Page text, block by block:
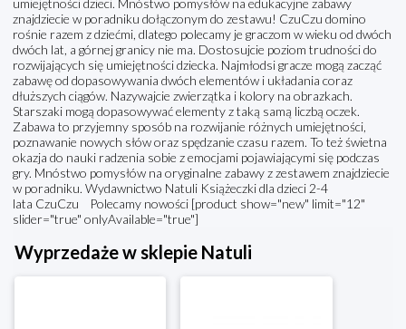
umiejętności dzieci. Mnóstwo pomysłów na edukacyjne zabawy
znajdziecie w poradniku dołączonym do zestawu! CzuCzu domino
rośnie razem z dziećmi, dlatego polecamy je graczom w wieku od dwóch
dwóch lat, a górnej granicy nie ma. Dostosujcie poziom trudności do
rozwijających się umiejętności dziecka. Najmłodsi gracze mogą zacząć
zabawę od dopasowywania dwóch elementów i układania coraz
dłuższych ciągów. Nazywajcie zwierzątka i kolory na obrazkach.
Starszaki mogą dopasowywać elementy z taką samą liczbą oczek.
Zabawa to przyjemny sposób na rozwijanie różnych umiejętności,
poznawanie nowych słów oraz spędzanie czasu razem. To też świetna
okazja do nauki radzenia sobie z emocjami pojawiającymi się podczas
gry. Mnóstwo pomysłów na oryginalne zabawy z zestawem znajdziecie
w poradniku. Wydawnictwo Natuli Książeczki dla dzieci 2-4
lata CzuCzu Polecamy nowości [product show="new" limit="12"
slider="true" onlyAvailable="true"]
Wyprzedaże w sklepie Natuli